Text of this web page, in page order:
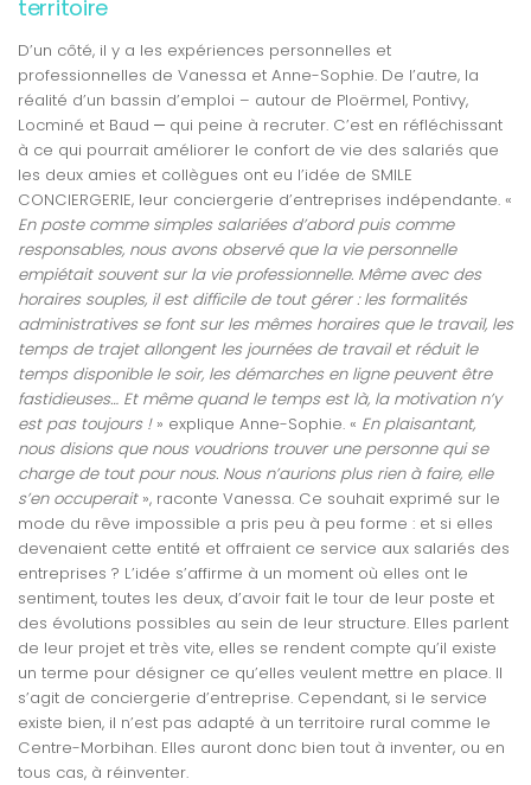
territoire
D’un côté, il y a les expériences personnelles et
professionnelles de Vanessa et Anne-Sophie. De l’autre, la
réalité d’un bassin d’emploi – autour de Ploërmel, Pontivy,
Locminé et Baud – qui peine à recruter. C’est en réfléchissant
à ce qui pourrait améliorer le confort de vie des salariés que
les deux amies et collègues ont eu l’idée de SMILE
CONCIERGERIE, leur conciergerie d’entreprises indépendante. «
En poste comme simples salariées d’abord puis comme
responsables, nous avons observé que la vie personnelle
empiétait souvent sur la vie professionnelle. Même avec des
horaires souples, il est difficile de tout gérer : les formalités
administratives se font sur les mêmes horaires que le travail, les
temps de trajet allongent les journées de travail et réduit le
temps disponible le soir, les démarches en ligne peuvent être
fastidieuses… Et même quand le temps est là, la motivation n’y
est pas toujours ! » explique Anne-Sophie. « En plaisantant,
nous disions que nous voudrions trouver une personne qui se
charge de tout pour nous. Nous n’aurions plus rien à faire, elle
s’en occuperait », raconte Vanessa. Ce souhait exprimé sur le
mode du rêve impossible a pris peu à peu forme : et si elles
devenaient cette entité et offraient ce service aux salariés des
entreprises ? L’idée s’affirme à un moment où elles ont le
sentiment, toutes les deux, d’avoir fait le tour de leur poste et
des évolutions possibles au sein de leur structure. Elles parlent
de leur projet et très vite, elles se rendent compte qu’il existe
un terme pour désigner ce qu’elles veulent mettre en place. Il
s’agit de conciergerie d’entreprise. Cependant, si le service
existe bien, il n’est pas adapté à un territoire rural comme le
Centre-Morbihan. Elles auront donc bien tout à inventer, ou en
tous cas, à réinventer.